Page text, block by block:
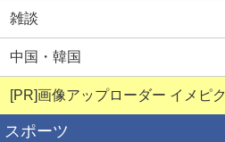
雑談
中国・韓国
[PR]画像アップローダー イメピク
スポーツ